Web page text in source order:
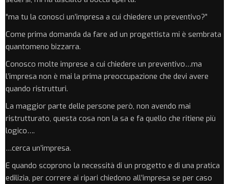
“ma tu la conosci un’impresa a cui chiedere un preventivo?”
Come prima domanda da fare ad un progettista mi è sembrata
quantomeno bizzarra.
Conosco molte imprese a cui chiedere un preventivo…ma
l’impresa non è mai la prima preoccupazione che devi avere
quando ristrutturi.
La maggior parte delle persone però, non avendo mai
ristrutturato, questa cosa non la sa e fa quello che ritiene più
logico….
…cerca un’impresa.
E quando scoprono la necessità di un progetto e di una pratica
edilizia, per correre ai ripari chiedono all’impresa se per caso